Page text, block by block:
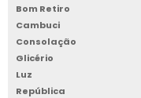
Bom Retiro
Cambuci
Consolação
Glicério
Luz
República